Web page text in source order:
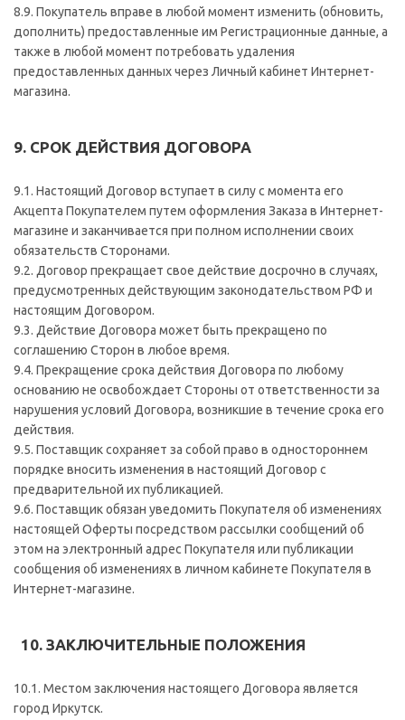
8.9. Покупатель вправе в любой момент изменить (обновить,
дополнить) предоставленные им Регистрационные данные, а
также в любой момент потребовать удаления
предоставленных данных через Личный кабинет Интернет-
магазина.
9. СРОК ДЕЙСТВИЯ ДОГОВОРА
9.1. Настоящий Договор вступает в силу с момента его
Акцепта Покупателем путем оформления Заказа в Интернет-
магазине и заканчивается при полном исполнении своих
обязательств Сторонами.
9.2. Договор прекращает свое действие досрочно в случаях,
предусмотренных действующим законодательством РФ и
настоящим Договором.
9.3. Действие Договора может быть прекращено по
соглашению Сторон в любое время.
9.4. Прекращение срока действия Договора по любому
основанию не освобождает Стороны от ответственности за
нарушения условий Договора, возникшие в течение срока его
действия.
9.5. Поставщик сохраняет за собой право в одностороннем
порядке вносить изменения в настоящий Договор с
предварительной их публикацией.
9.6. Поставщик обязан уведомить Покупателя об изменениях
настоящей Оферты посредством рассылки сообщений об
этом на электронный адрес Покупателя или публикации
сообщения об изменениях в личном кабинете Покупателя в
Интернет-магазине.
10. ЗАКЛЮЧИТЕЛЬНЫЕ ПОЛОЖЕНИЯ
10.1. Местом заключения настоящего Договора является
город Иркутск.